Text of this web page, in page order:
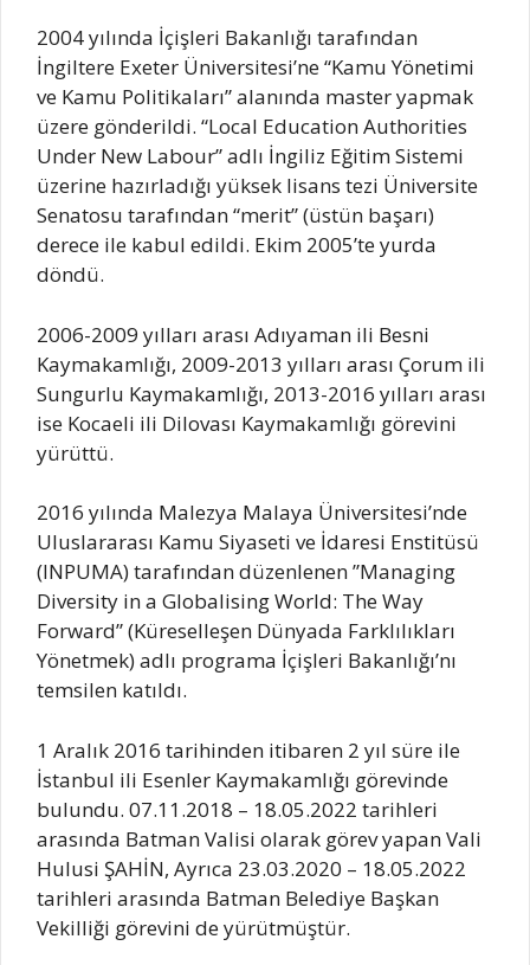
2004 yılında İçişleri Bakanlığı tarafından
İngiltere Exeter Üniversitesi’ne “Kamu Yönetimi
ve Kamu Politikaları” alanında master yapmak
üzere gönderildi. “Local Education Authorities
Under New Labour” adlı İngiliz Eğitim Sistemi
üzerine hazırladığı yüksek lisans tezi Üniversite
Senatosu tarafından “merit” (üstün başarı)
derece ile kabul edildi. Ekim 2005’te yurda
döndü.
2006-2009 yılları arası Adıyaman ili Besni
Kaymakamlığı, 2009-2013 yılları arası Çorum ili
Sungurlu Kaymakamlığı, 2013-2016 yılları arası
ise Kocaeli ili Dilovası Kaymakamlığı görevini
yürüttü.
2016 yılında Malezya Malaya Üniversitesi’nde
Uluslararası Kamu Siyaseti ve İdaresi Enstitüsü
(INPUMA) tarafından düzenlenen ”Managing
Diversity in a Globalising World: The Way
Forward” (Küreselleşen Dünyada Farklılıkları
Yönetmek) adlı programa İçişleri Bakanlığı’nı
temsilen katıldı.
1 Aralık 2016 tarihinden itibaren 2 yıl süre ile
İstanbul ili Esenler Kaymakamlığı görevinde
bulundu. 07.11.2018 – 18.05.2022 tarihleri
arasında Batman Valisi olarak görev yapan Vali
Hulusi ŞAHİN, Ayrıca 23.03.2020 – 18.05.2022
tarihleri arasında Batman Belediye Başkan
Vekilliği görevini de yürütmüştür.